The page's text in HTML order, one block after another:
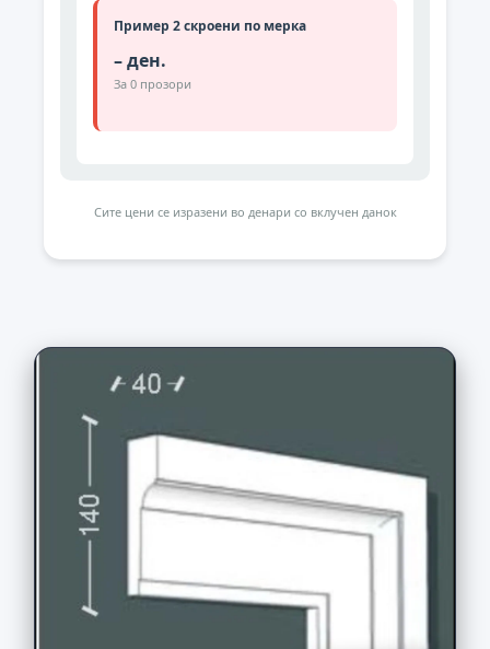
Пример 2 скроени по мерка
– ден.
За 0 прозори
Сите цени се изразени во денари со вклучен данок